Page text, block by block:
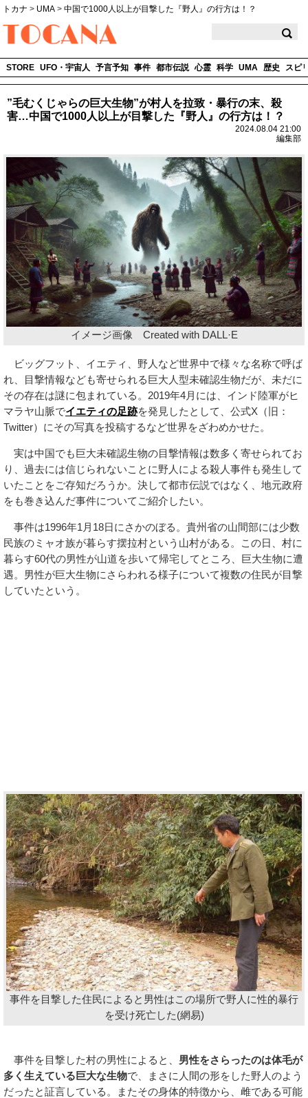
トカナ > UMA > 中国で1000人以上が目撃した『野人』の行方は！？
STORE UFO・宇宙人 予言予知 事件 都市伝説 心霊 科学 UMA 歴史 スピ
”毛むくじゃらの巨大生物”が村人を拉致・暴行の末、殺
害…中国で1000人以上が目撃した『野人』の行方は！？
2024.08.04 21:00
編集部
イメージ画像 Created with DALL·E
ビッグフット、イエティ、野人など世界中で様々な名称で呼ば
れ、目撃情報なども寄せられる巨大人型未確認生物だが、未だに
その存在は謎に包まれている。2019年4月には、インド陸軍がヒ
マラヤ山脈でイエティの足跡を発見したとして、公式X（旧：
Twitter）にその写真を投稿するなど世界をざわめかせた。
実は中国でも巨大未確認生物の目撃情報は数多く寄せられてお
り、過去には信じられないことに野人による殺人事件も発生して
いたことをご存知だろうか。決して都市伝説ではなく、地元政府
をも巻き込んだ事件についてご紹介したい。
事件は1996年1月18日にさかのぼる。貴州省の山間部には少数
民族のミャオ族が暮らす摆拉村という山村がある。この日、村に
暮らす60代の男性が山道を歩いて帰宅してところ、巨大生物に遭
遇。男性が巨大生物にさらわれる様子について複数の住民が目撃
していたという。
事件を目撃した住民によると男性はこの場所で野人に性的暴行
を受け死亡した(網易)
事件を目撃した村の男性によると、 男性をさらったのは体毛が
多く生えている巨大な生物で、まさに人間の形をした野人のよう
だったと証言している。またその身体的特徴から、雌である可能